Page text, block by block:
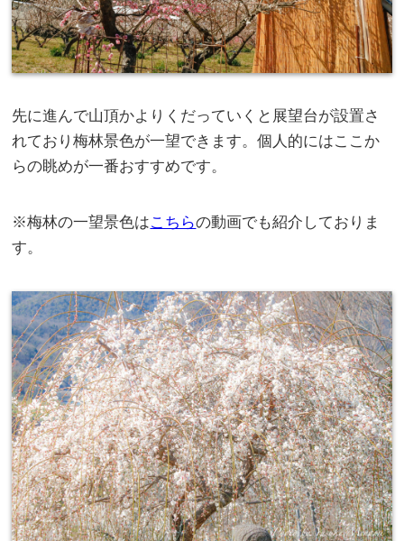
先に進んで山頂かよりくだっていくと展望台が設置さ
れており梅林景色が一望できます。個人的にはここか
らの眺めが一番おすすめです。
※梅林の一望景色はこちらの動画でも紹介しておりま
す。